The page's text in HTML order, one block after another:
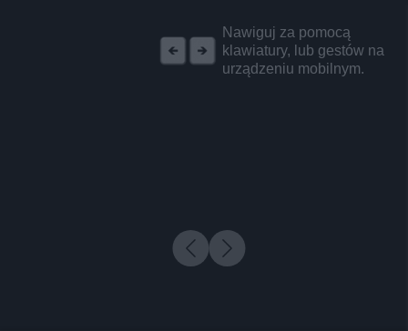
Nawiguj za pomocą
klawiatury, lub gestów na
urządzeniu mobilnym.